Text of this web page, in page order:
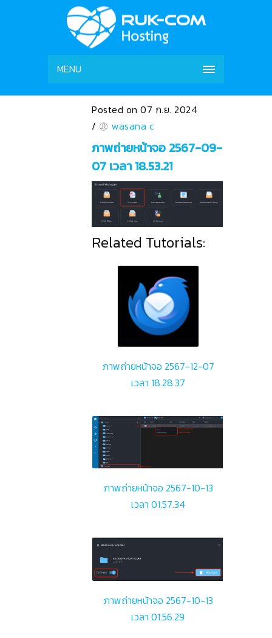
MENU
Posted on 07 ก.ย. 2024
/
wasana c
ภาพถ่ายหน้าจอ 2567-09-
07 เวลา 18.53.21
Related Tutorials:
ภาพถ่ายหน้าจอ 2567-12-07
เวลา 18.28.37
ภาพถ่ายหน้าจอ 2567-10-13
เวลา 01.57.34
ภาพถ่ายหน้าจอ 2567-10-13
เวลา 01.56.29